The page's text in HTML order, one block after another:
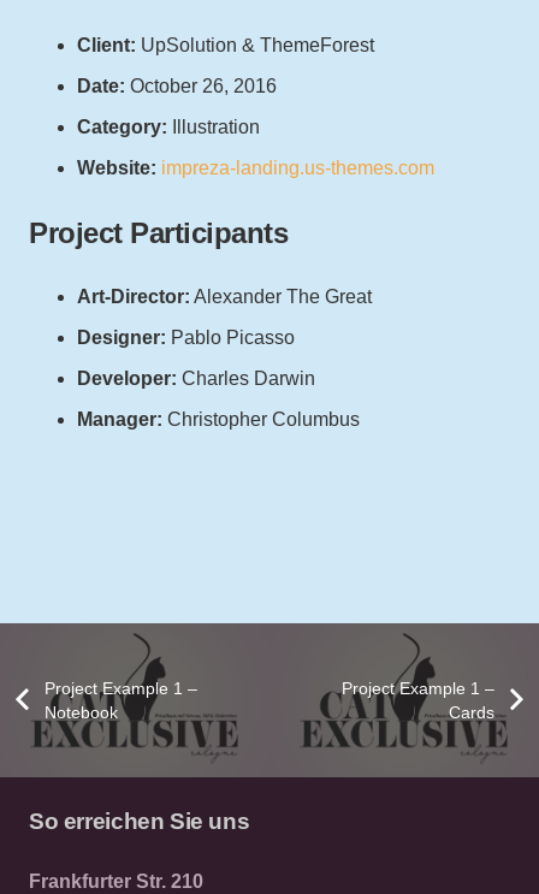
Client: UpSolution & ThemeForest
Date: October 26, 2016
Category: Illustration
Website: impreza-landing.us-themes.com
Project Participants
Art-Director: Alexander The Great
Designer: Pablo Picasso
Developer: Charles Darwin
Manager: Christopher Columbus
Project Example 1 –
Notebook
Project Example 1 –
Cards
Custom Project Link openning in
a new tab
So erreichen Sie uns
Frankfurter Str. 210